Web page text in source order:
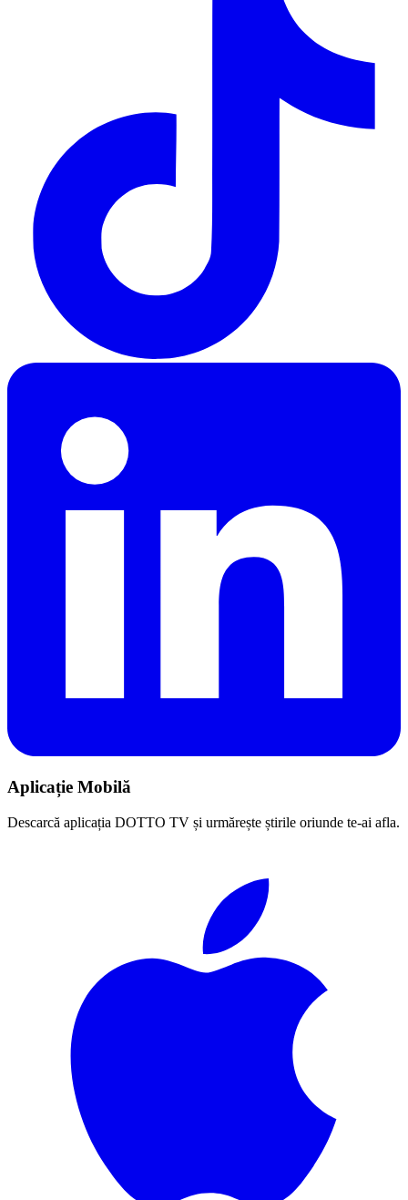
Aplicație Mobilă
Descarcă aplicația DOTTO TV și urmărește știrile oriunde te-ai afla.